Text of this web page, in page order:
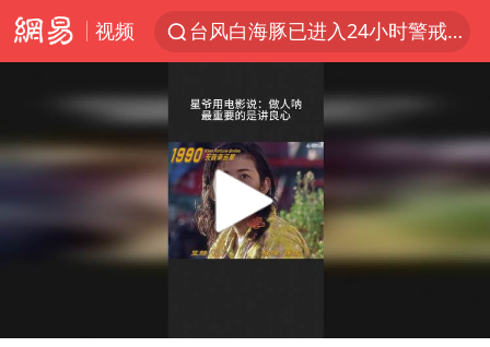
视频
台风白海豚已进入24小时警戒线
四川宜宾市高县4.9级地震致1人死亡
38岁演员求职万岁山NPC成功
国乒男单横滨冠军赛全军覆没
Play